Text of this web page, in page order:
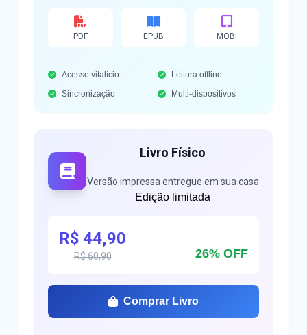
PDF EPUB MOBI
Acesso vitalício
Leitura offline
Sincronização
Multi-dispositivos
Livro Físico
Versão impressa entregue em sua casa
Edição limitada
R$ 44,90
R$ 60,90 26% OFF
Comprar Livro